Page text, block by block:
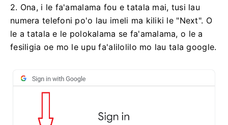
2. Ona, i le fa'amalama fou e tatala mai, tusi lau
numera telefoni po'o lau imeli ma kiliki le "Next". O
le a tatala e le polokalama se fa'amalama, o le a
fesiligia oe mo le upu fa'alilolilo mo lau tala google.